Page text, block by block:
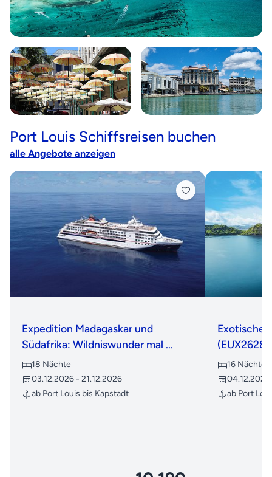
Port Louis Schiffsreisen buchen
alle Angebote anzeigen
Expedition Madagaskar und
Südafrika: Wildniswunder mal ...
18 Nächte
03.12.2026 - 21.12.2026
ab Port Louis bis Kapstadt
Exotische
(EUX2628)
16 Nächte
ab Port